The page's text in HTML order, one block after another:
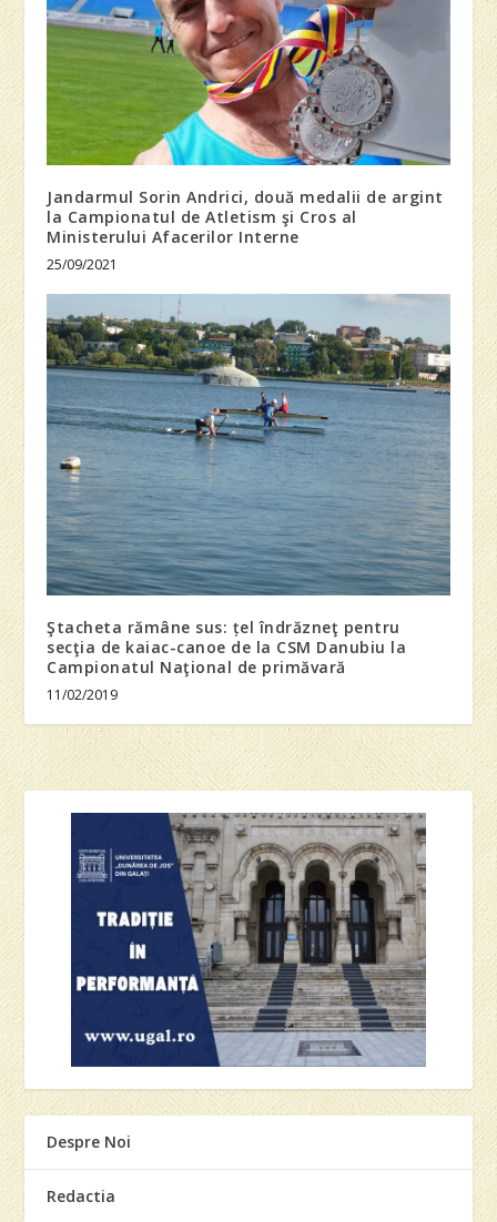
Jandarmul Sorin Andrici, două medalii de argint
la Campionatul de Atletism şi Cros al
Ministerului Afacerilor Interne
25/09/2021
Ştacheta rămâne sus: țel îndrăzneţ pentru
secţia de kaiac-canoe de la CSM Danubiu la
Campionatul Naţional de primăvară
11/02/2019
Despre Noi
Redactia